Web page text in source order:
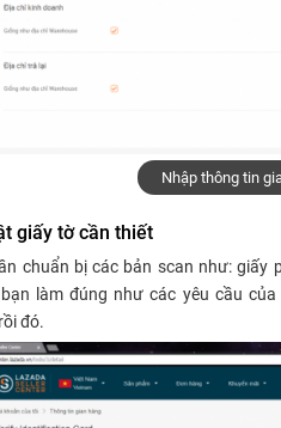
Nhập thông tin
giấy tờ cần thiết
chuẩn bị các bản scan như:
bạn làm đúng như các yêu cầu
đó.